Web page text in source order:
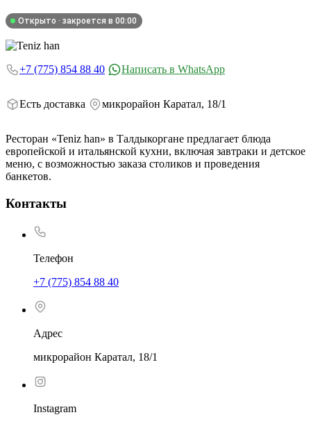
Открыто · закроется в 00:00
+7 (775) 854 88 40 Написать в WhatsApp
Есть доставка микрорайон Каратал, 18/1
Ресторан «Teniz han» в Талдыкоргане предлагает блюда
европейской и итальянской кухни, включая завтраки и детское
меню, с возможностью заказа столиков и проведения
банкетов.
Контакты
Телефон
+7 (775) 854 88 40
Адрес
микрорайон Каратал, 18/1
Instagram